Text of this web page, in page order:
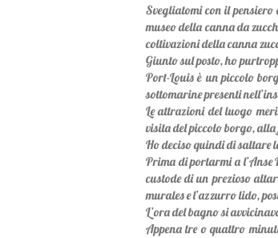
Svegliatomi con il pensiero
museo della canna da
coltivazioni della canna
Giunto sul posto, ho
Port-Louis è un piccolo
sottomarine presenti
Le attrazioni del luogo
visita del piccolo borgo,
Ho deciso quindi di saltare
Prima di portarmi a l’Anse
custode di un prezioso
murales e l’azzurro lido,
L’ora del bagno si
Appena tre o quattro